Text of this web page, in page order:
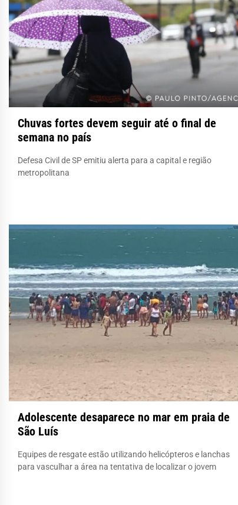
Chuvas fortes devem seguir até o final de
semana no país
Defesa Civil de SP emitiu alerta para a capital e região
metropolitana
Adolescente desaparece no mar em praia de
São Luís
Equipes de resgate estão utilizando helicópteros e lanchas
para vasculhar a área na tentativa de localizar o jovem